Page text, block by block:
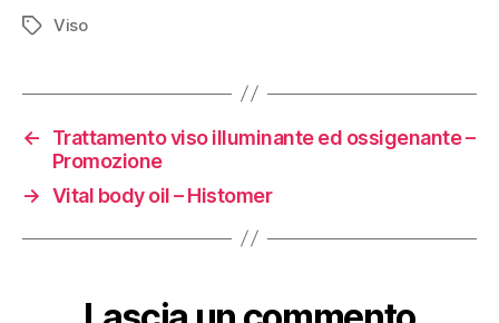
Tag Viso
←
Trattamento viso illuminante ed ossigenante –
Promozione
→ Vital body oil – Histomer